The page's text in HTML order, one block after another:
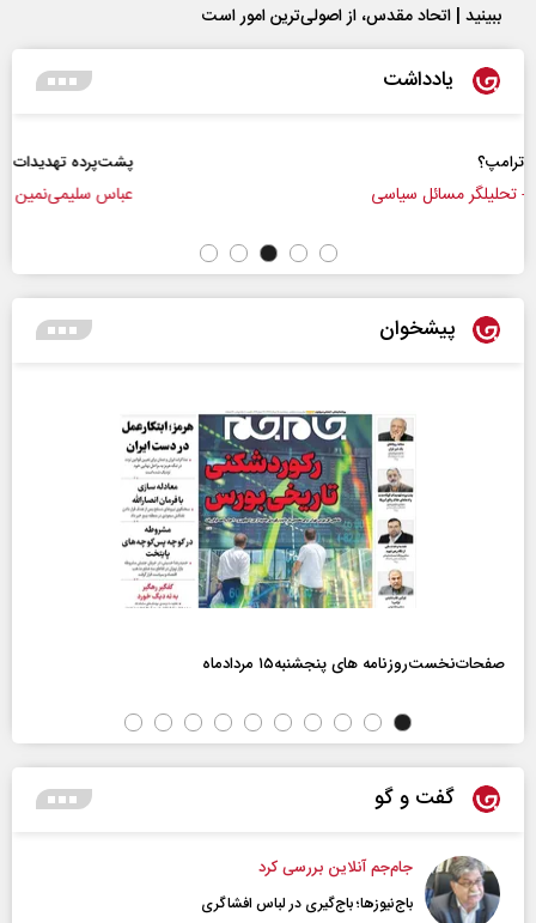
ببینید | اتحاد مقدس، از اصولی‌ترین امور است
یادداشت
پشت‌پرده تهدیدات کوتاه‏‌مدت و ادعا‌های خلاف
عباس سلیمی‌نمین - تحلیلگر مسائل سیاسی
پیشخوان
صفحات‌نخست‌روزنامه ها‌ی پنجشنبه‌۱۵ مردادماه
گفت و گو
جام‌جم آنلاین بررسی کرد
باج‌نیوزها؛ باج‌گیری در لباس افشاگری